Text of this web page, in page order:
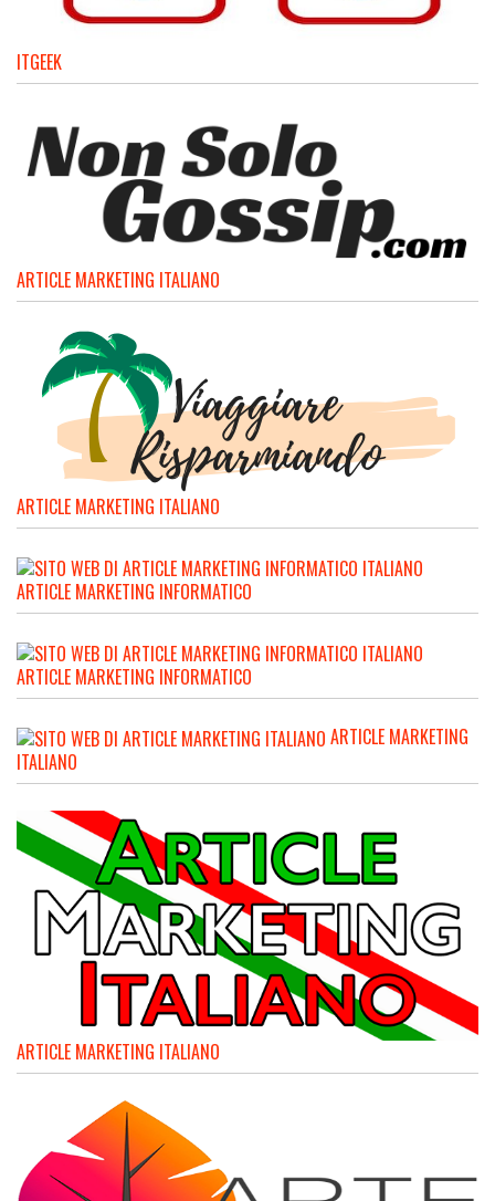
ITGEEK
ARTICLE MARKETING ITALIANO
ARTICLE MARKETING ITALIANO
ARTICLE MARKETING INFORMATICO
ARTICLE MARKETING INFORMATICO
ARTICLE MARKETING
ITALIANO
ARTICLE MARKETING ITALIANO